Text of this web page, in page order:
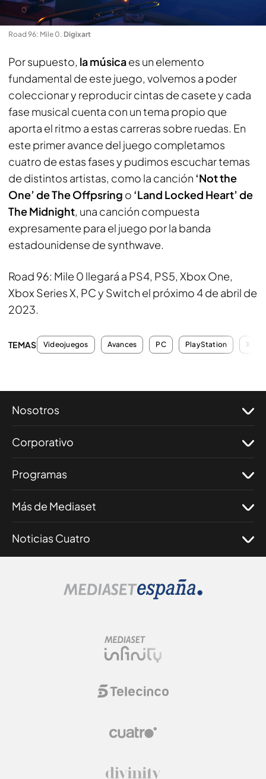
Road 96: Mile 0. Digixart
Por supuesto, la músicaes un elemento
fundamental de este juego, volvemos a poder
coleccionar y reproducir cintas de casete y cada
fase musical cuenta con un tema propio que
aporta el ritmo a estas carreras sobre ruedas. En
este primer avance del juego completamos
cuatro de estas fases y pudimos escuchar temas
de distintos artistas, como la canción ‘Not the
One’ de The Offpsring o ‘Land Locked Heart’ de
The Midnight, una canción compuesta
expresamente para el juego por la banda
estadounidense de synthwave.
Road 96: Mile 0 llegará a PS4, PS5, Xbox One,
Xbox Series X, PC y Switch el próximo 4 de abril de
2023.
TEMAS Videojuegos Avances PC PlayStation Xbox
Nosotros
Corporativo
Programas
Más de Mediaset
Noticias Cuatro